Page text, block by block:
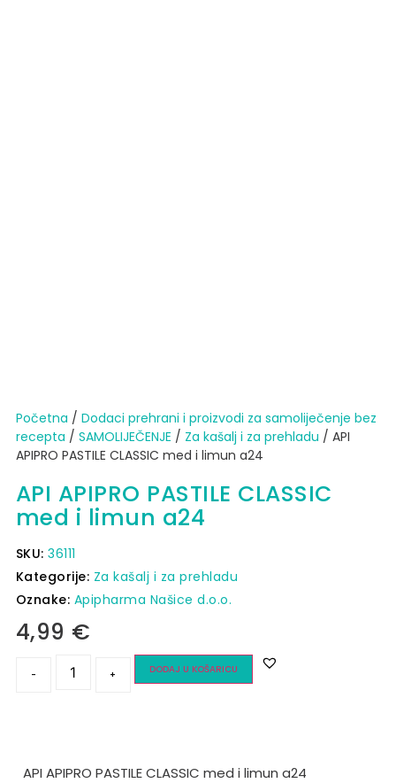
Početna / Dodaci prehrani i proizvodi za samoliječenje bez
recepta / SAMOLIJEČENJE / Za kašalj i za prehladu / API
APIPRO PASTILE CLASSIC med i limun a24
API APIPRO PASTILE CLASSIC
med i limun a24
SKU:36111
Kategorije: Za kašalj i za prehladu
Oznake: Apipharma Našice d.o.o.
4,99 €
- + DODAJ U KOŠARICU
API APIPRO PASTILE CLASSIC med i limun a24